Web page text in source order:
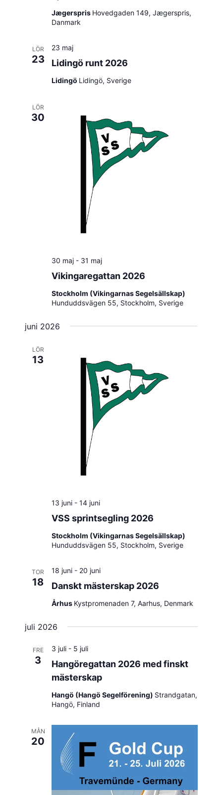
Jægerspris Hovedgaden 149, Jægerspris,
Danmark
LÖR
23 Lidingö runt 2026
23 maj
Lidingö Lidingö, Sverige
LÖR
30
Vikingaregattan 2026
30 maj- 31 maj
Stockholm (Vikingarnas Segelsällskap)
Hunduddsvägen 55, Stockholm, Sverige
juni 2026
LÖR
13
VSS sprintsegling 2026
13 juni- 14 juni
Stockholm (Vikingarnas Segelsällskap)
Hunduddsvägen 55, Stockholm, Sverige
TOR
18 Danskt mästerskap 2026
18 juni- 20 juni
Århus Kystpromenaden 7, Aarhus, Denmark
juli 2026
FRE
3
Hangöregattan 2026 med finskt
mästerskap
3 juli- 5 juli
Hangö (Hangö Segelförening) Strandgatan,
Hangö, Finland
MÅN
20